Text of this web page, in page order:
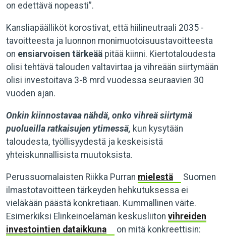
on edettävä nopeasti”.
Kansliapäälliköt korostivat, että hiilineutraali 2035 -
tavoitteesta ja luonnon monimuotoisuustavoitteesta
on ensiarvoisen tärkeää pitää kiinni. Kiertotaloudesta
olisi tehtävä talouden valtavirtaa ja vihreään siirtymään
olisi investoitava 3-8 mrd vuodessa seuraavien 30
vuoden ajan.
Onkin kiinnostavaa nähdä, onko vihreä siirtymä
puolueilla ratkaisujen ytimessä, kun kysytään
taloudesta, työllisyydestä ja keskeisistä
yhteiskunnallisista muutoksista.
Perussuomalaisten Riikka Purran mielestä
Suomen
ilmastotavoitteen tärkeyden hehkutuksessa ei
vieläkään päästä konkretiaan. Kummallinen väite.
Esimerkiksi Elinkeinoelämän keskusliiton vihreiden
investointien dataikkuna
on mitä konkreettisin: